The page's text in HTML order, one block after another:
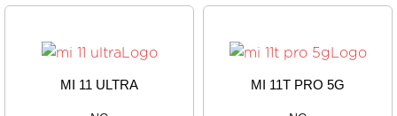
MI 11 ULTRA MI 11T PRO 5G